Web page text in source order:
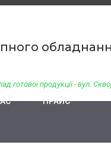
готової продукції - вул.
ПРАЙС